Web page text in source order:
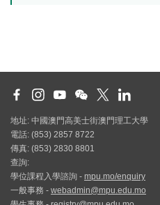
地址: 中國澳門高美士街澳門理工大學
電話: (853) 2857 8722
傳真: (853) 2830 8801
查詢:
學位課程入學諮詢 - mpu.mo/enquiry
一般事務 - webadmin@mpu.edu.mo